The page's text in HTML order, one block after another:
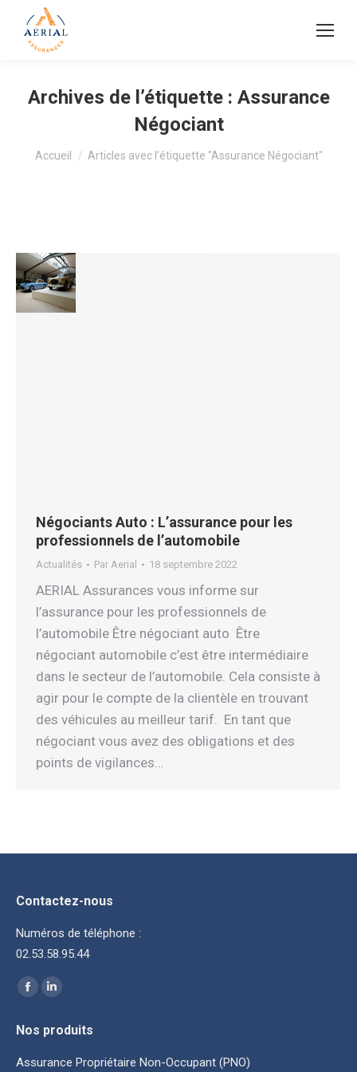
Archives de l’étiquette : Assurance
Négociant
Vous êtes ici :
Accueil Articles avec l’étiquette "Assurance Négociant"
Négociants Auto : L’assurance pour les
professionnels de l’automobile
Actualités Par Aerial 18 septembre 2022
AERIAL Assurances vous informe sur
l’assurance pour les professionnels de
l’automobile Être négociant auto Être
négociant automobile c’est être intermédiaire
dans le secteur de l’automobile. Cela consiste à
agir pour le compte de la clientèle en trouvant
des véhicules au meilleur tarif. En tant que
négociant vous avez des obligations et des
points de vigilances…
Contactez-nous
Numéros de téléphone :
02.53.58.95.44
Trouvez nous sur :
La
Facebook
s'ouvre
La
LinkedIn
s'ouvre
Nos produits
Assurance Propriétaire Non-Occupant (PNO)